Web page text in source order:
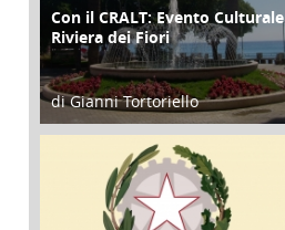
ATTIVITÀ
Con il CRALT: Evento Culturale
Riviera dei Fiori
di Gianni Tortoriello
16 Febbraio 2018